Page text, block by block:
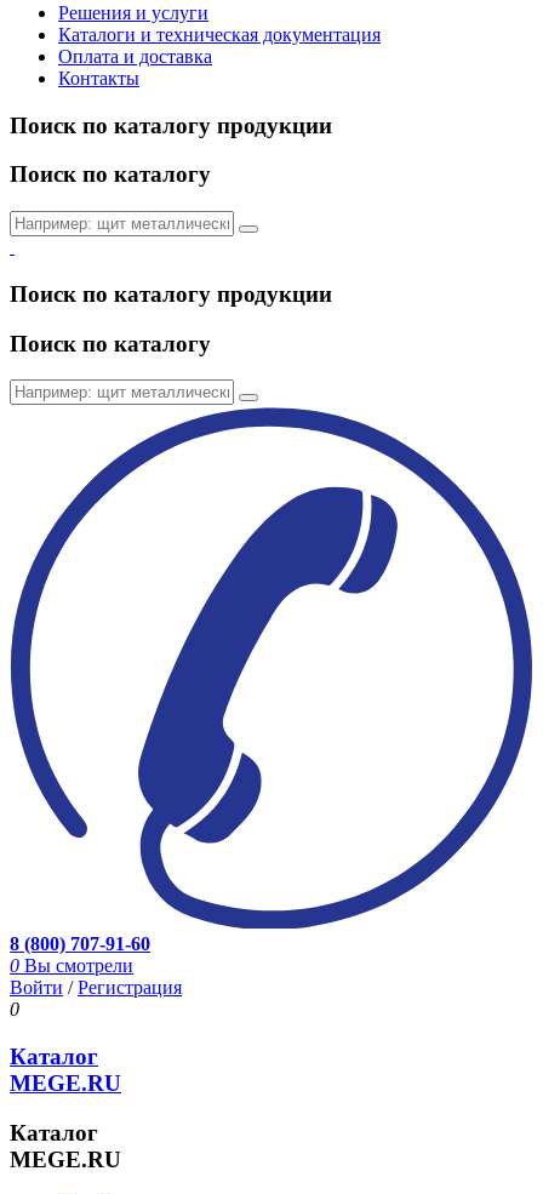
Решения и услуги
Каталоги и техническая документация
Оплата и доставка
Контакты
Поиск по каталогу продукции
Поиск по каталогу
Поиск по каталогу продукции
Поиск по каталогу
8 (800) 707-91-60
0 Вы смотрели
Войти /Регистрация
0
Каталог
MEGE.RU
Каталог
MEGE.RU